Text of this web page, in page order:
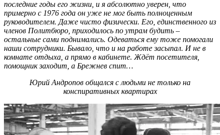
последние годы его жизни, и я абсолютно уверен, что
примерно с 1976 года он уже не мог быть полноценным
руководителем. Даже чисто физически. Его, единственного из
членов Политбюро, приходилось по утрам будить –
остальные сами поднимались. Одеваться ему тоже помогали
наши сотрудники. Бывало, что и на работе засыпал. И не в
комнате отдыха, а прямо в кабинете. Ждёт посетителя,
помощник заходит, а Брежнев спит…
Юрий Андропов общался с людьми не только на
конспиративных квартирах